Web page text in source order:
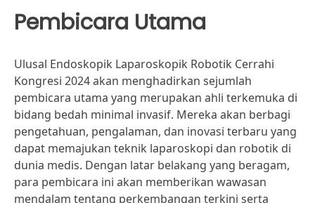
Pembicara Utama
Ulusal Endoskopik Laparoskopik Robotik Cerrahi
Kongresi 2024 akan menghadirkan sejumlah
pembicara utama yang merupakan ahli terkemuka di
bidang bedah minimal invasif. Mereka akan berbagi
pengetahuan, pengalaman, dan inovasi terbaru yang
dapat memajukan teknik laparoskopi dan robotik di
dunia medis. Dengan latar belakang yang beragam,
para pembicara ini akan memberikan wawasan
mendalam tentang perkembangan terkini serta